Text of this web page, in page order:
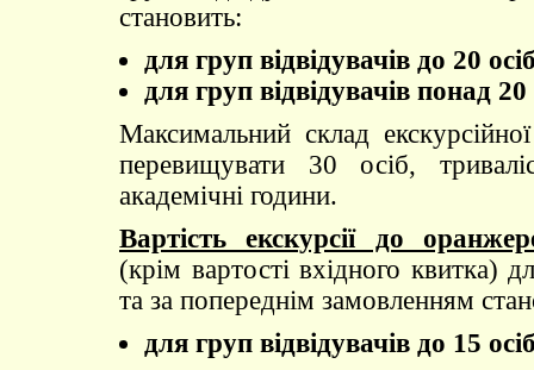
становить:
для груп відвідувачів до 20
для груп відвідувачів понад
Максимальний склад
перевищувати 30 осіб,
академічні години.
Вартість екскурсії до
(крім вартості вхідного квитка)
та за попереднім замовленням
для груп відвідувачів до 15